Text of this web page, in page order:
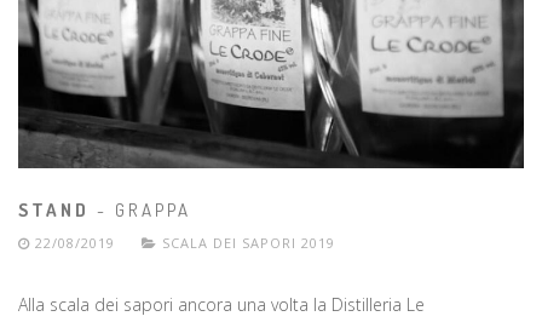
STAND - GRAPPA
22/08/2019 SCALA DEI SAPORI 2019
Alla scala dei sapori ancora una volta la Distilleria Le